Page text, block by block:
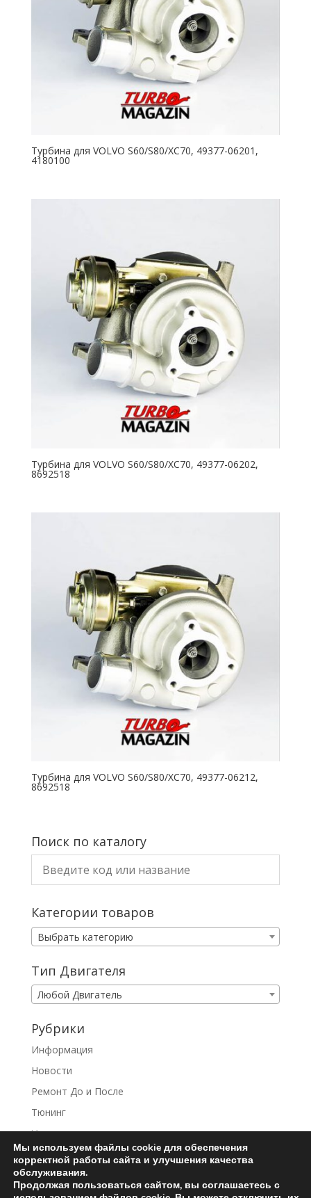
Турбина для VOLVO S60/S80/XC70, 49377-06201,
4180100
Турбина для VOLVO S60/S80/XC70, 49377-06202,
8692518
Турбина для VOLVO S60/S80/XC70, 49377-06212,
8692518
Поиск по каталогу
Категории товаров
Выбрать категорию
Тип Двигателя
Любой Двигатель
Рубрики
Информация
Новости
Ремонт До и После
Тюнинг
Услуги
Мы используем файлы cookie для обеспечения
корректной работы сайта и улучшения качества
обслуживания.
Продолжая пользоваться сайтом, вы соглашаетесь с